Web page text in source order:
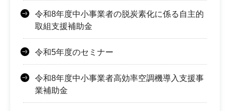
令和8年度中小事業者の脱炭素化に係る自主的
取組支援補助金
令和5年度のセミナー
令和8年度中小事業者高効率空調機導入支援事
業補助金